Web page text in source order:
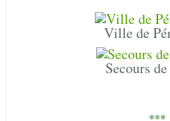
Ville de
Secours
***